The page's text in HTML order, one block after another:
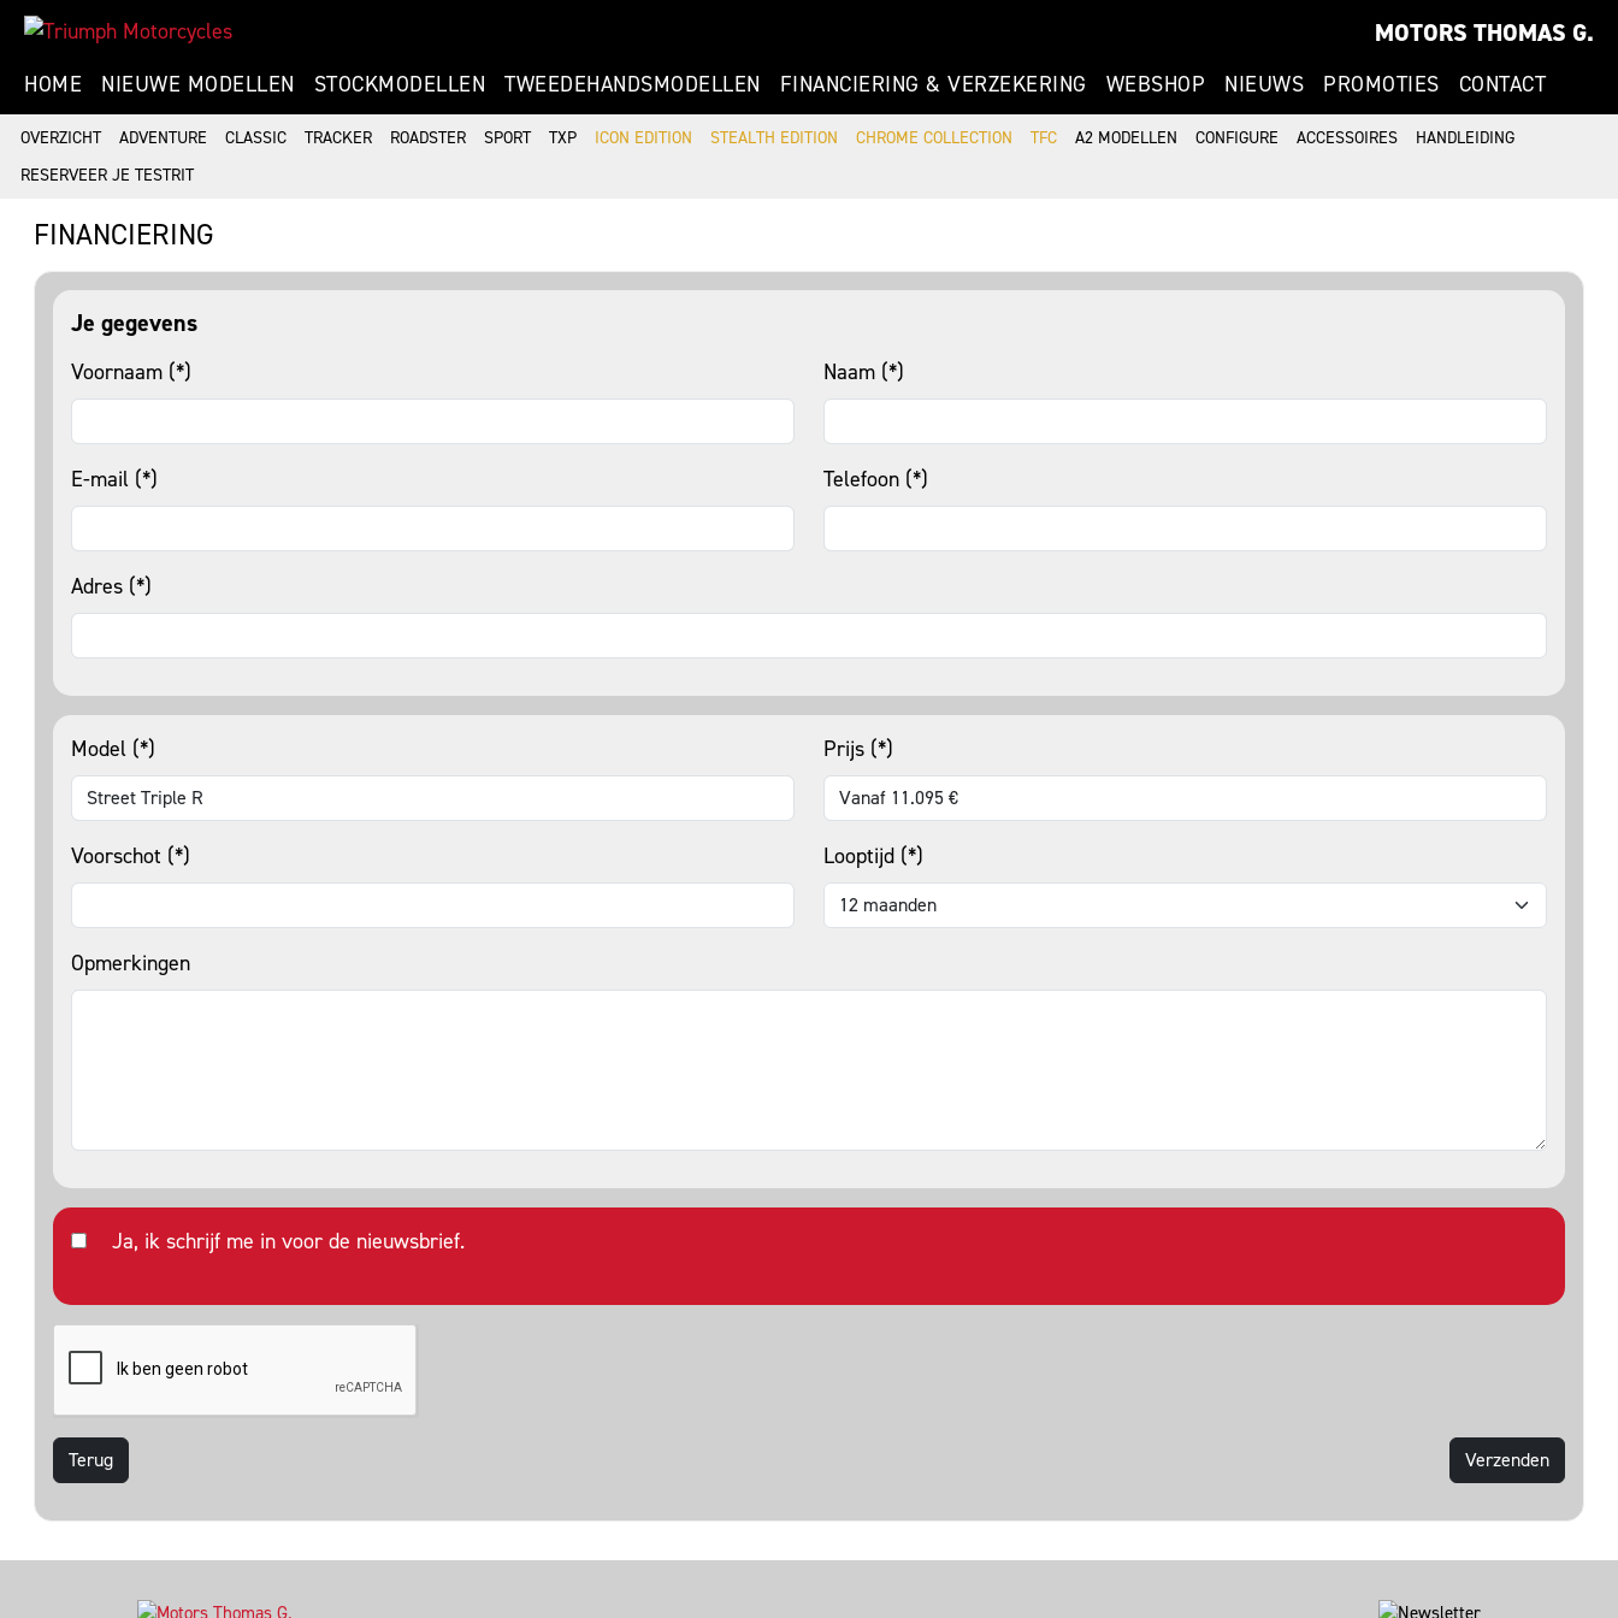
MOTORS THOMAS G.
HOME NIEUWE MODELLEN STOCKMODELLEN TWEEDEHANDSMODELLEN FINANCIERING & VERZEKERING WEBSHOP NIEUWS PROMOTIES CONTACT
OVERZICHT ADVENTURE CLASSIC TRACKER ROADSTER SPORT TXP ICON EDITION STEALTH EDITION CHROME COLLECTION TFC A2 MODELLEN CONFIGURE ACCESSOIRES
HANDLEIDING
RESERVEER JE TESTRIT
FINANCIERING
Je gegevens
Voornaam (*) Naam (*)
E-mail (*) Telefoon (*)
Adres (*)
Model (*) Prijs (*)
Voorschot (*) Looptijd (*)
Opmerkingen
Ja, ik schrijf me in voor de nieuwsbrief.
Terug